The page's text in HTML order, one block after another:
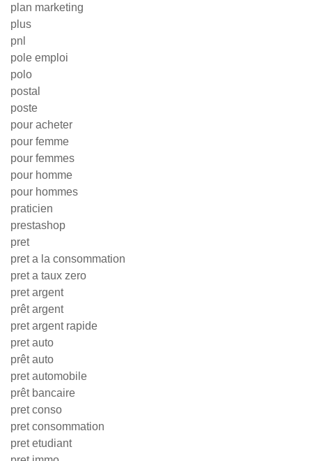
plan marketing
plus
pnl
pole emploi
polo
postal
poste
pour acheter
pour femme
pour femmes
pour homme
pour hommes
praticien
prestashop
pret
pret a la consommation
pret a taux zero
pret argent
prêt argent
pret argent rapide
pret auto
prêt auto
pret automobile
prêt bancaire
pret conso
pret consommation
pret etudiant